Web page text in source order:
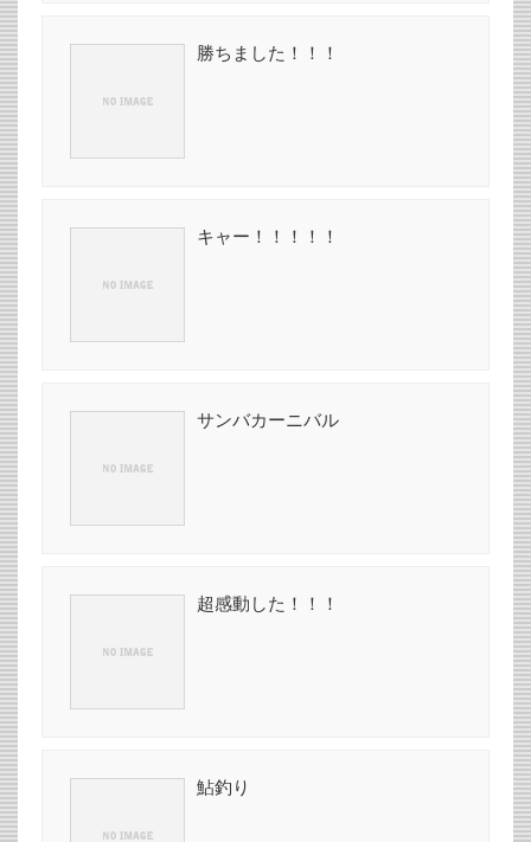
勝ちました！！！
キャー！！！！！
サンバカーニバル
超感動した！！！
鮎釣り